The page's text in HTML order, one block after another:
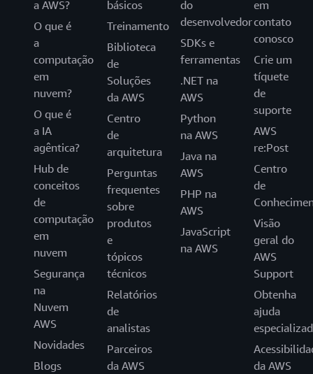
a AWS?
O que é
a
computação
em
nuvem?
O que é
a IA
agêntica?
Hub de
conceitos
de
computação
em
nuvem
Segurança
na
Nuvem
AWS
Novidades
Blogs
básicos
Treinamento
Biblioteca
de
Soluções
da AWS
Centro
de
arquitetura
Perguntas
frequentes
sobre
produtos
e
tópicos
técnicos
Relatórios
de
analistas
Parceiros
da AWS
do
desenvolvedor
SDKs e
ferramentas
.NET na
AWS
Python
na AWS
Java na
AWS
PHP na
AWS
JavaScript
na AWS
em
contato
conosco
Crie um
tíquete
de
suporte
AWS
re:Post
Centro
de
Visão
geral do
AWS
Support
Obtenha
ajuda
da AWS